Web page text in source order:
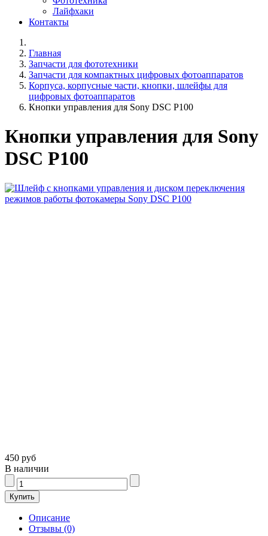
Лайфхаки
Контакты
Главная
Запчасти для фототехники
Запчасти для компактных цифровых фотоаппаратов
Корпуса, корпусные части, кнопки, шлейфы для
цифровых фотоаппаратов
Кнопки управления для Sony DSC P100
Кнопки управления для Sony
DSC P100
450 руб
В наличии
Описание
Отзывы (0)